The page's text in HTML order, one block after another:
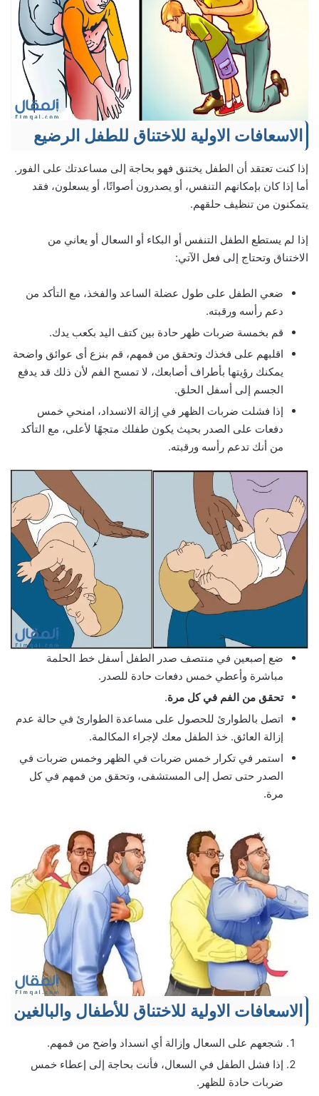
الاسعافات الاولية للاختناق للطفل الرضيع
إذا كنت تعتقد أن الطفل يختنق فهو بحاجة إلى مساعدتك على الفور.
أما إذا كان بإمكانهم التنفس، أو يصدرون أصواتًا، أو يسعلون، فقد
يتمكنون من تنظيف حلقهم.
إذا لم يستطع الطفل التنفس أو البكاء أو السعال أو يعاني من
الاختناق وتحتاج إلى فعل الآتي:
ضعي الطفل على طول عضلة الساعد والفخذ، مع التأكد من
دعم رأسه ورقبته.
قم بخمسة ضربات ظهر حادة بين كتف اليد بكعب يدك.
اقلبهم على فخذك وتحقق من فمهم، قم بنزع أى عوائق واضحة
يمكنك رؤيتها بأطراف أصابعك، لا تمسح الفم لأن ذلك قد يدفع
الجسم إلى أسفل الحلق.
إذا فشلت ضربات الظهر في إزالة الانسداد، امنحي خمس
دفعات على الصدر بحيث يكون طفلك متجهًا لأعلى، مع التأكد
من أنك تدعم رأسه ورقبته.
ضع إصبعين في منتصف صدر الطفل أسفل خط الحلمة
مباشرة وأعطي خمس دفعات حادة للصدر.
تحقق من الفم في كل مرة.
اتصل بالطوارئ للحصول على مساعدة الطوارئ في حالة عدم
إزالة العائق. خذ الطفل معك لإجراء المكالمة.
استمر في تكرار خمس ضربات في الظهر وخمس ضربات في
الصدر حتى تصل إلى المستشفى، وتحقق من فمهم في كل
مرة.
الاسعافات الاولية للاختناق للأطفال والبالغين
شجعهم على السعال وإزالة أي انسداد واضح من فمهم.
إذا فشل الطفل في السعال، فأنت بحاجة إلى إعطاء خمس
ضربات حادة للظهر.